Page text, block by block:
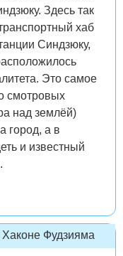
Здесь так
хаб
Синдзюку,
Это самое
смотровых
над землёй)
город, а в
и известный
Фудзияма